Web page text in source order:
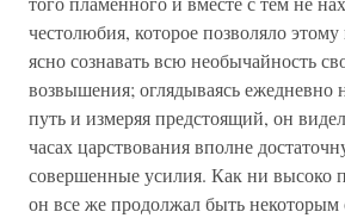
честолюбия, которое позволяло
ясно сознавать всю необычайность
возвышения; оглядываясь
путь и измеряя предстоящий, он
часах царствования вполне
совершенные усилия. Как ни высоко
он все же продолжал быть некоторым